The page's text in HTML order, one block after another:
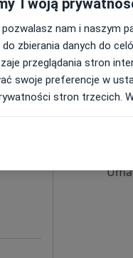
Family Therapy Studio: Terapia , Konsultacje , Doradztwo
190 zł
Twoją
nam i naszym
zbierania danych do
przeglądania stron
swoje preferencje w
stron trzecich.